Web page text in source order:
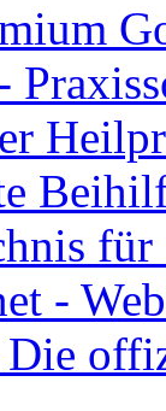
-